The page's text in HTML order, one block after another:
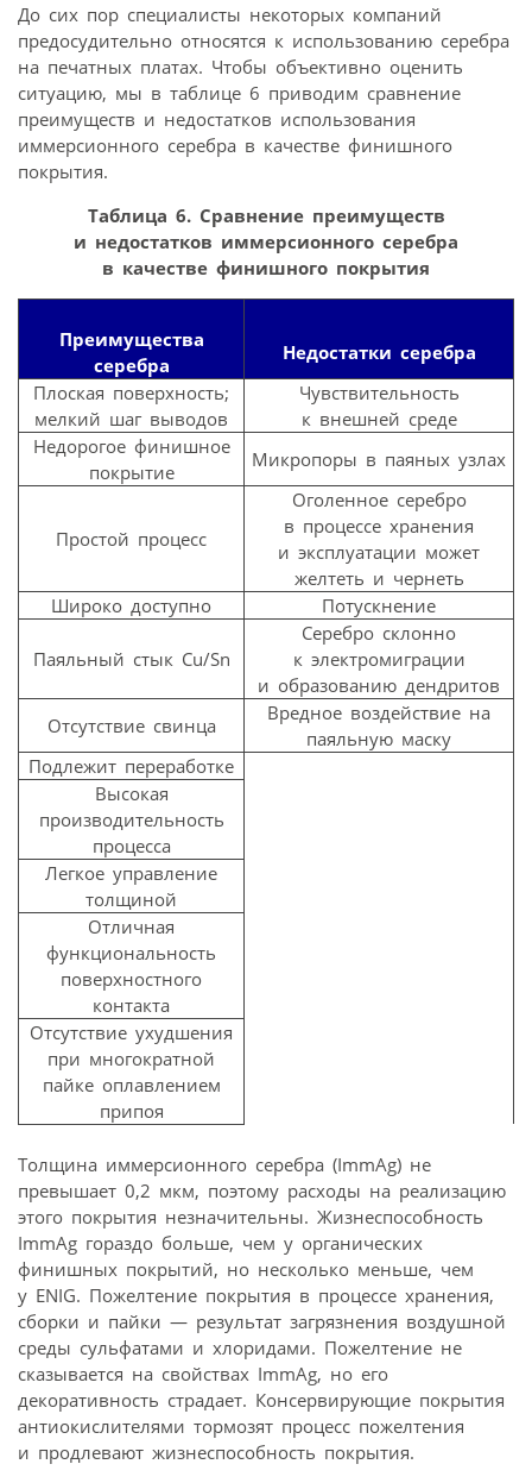
До сих пор специалисты некоторых компаний
предосудительно относятся к использованию серебра
на печатных платах. Чтобы объективно оценить
ситуацию, мы в таблице 6 приводим сравнение
преимуществ и недостатков использования
иммерсионного серебра в качестве финишного
покрытия.
Таблица 6. Сравнение преимуществ
и недостатков иммерсионного серебра
в качестве финишного покрытия
Преимущества
серебра
Недостатки серебра
Плоская поверхность;
мелкий шаг выводов
Чувствительность
к внешней среде
Недорогое финишное
покрытие
Микропоры в паяных узлах
Простой процесс
Оголенное серебро
в процессе хранения
и эксплуатации может
желтеть и чернеть
Широко доступно
Потускнение
Паяльный стык Cu/Sn
Серебро склонно
к электромиграции
и образованию дендритов
Отсутствие свинца
Вредное воздействие на
паяльную маску
Подлежит переработке
Высокая
производительность
процесса
Легкое управление
толщиной
Отличная
функциональность
поверхностного
контакта
Отсутствие ухудшения
при многократной
пайке оплавлением
припоя
Толщина иммерсионного серебра (ImmAg) не
превышает 0,2 мкм, поэтому расходы на реализацию
этого покрытия незначительны. Жизнеспособность
ImmAg гораздо больше, чем у органических
финишных покрытий, но несколько меньше, чем
у ENIG. Пожелтение покрытия в процессе хранения,
сборки и пайки — результат загрязнения воздушной
среды сульфатами и хлоридами. Пожелтение не
сказывается на свойствах ImmAg, но его
декоративность страдает. Консервирующие покрытия
антиокислителями тормозят процесс пожелтения
и продлевают жизнеспособность покрытия.